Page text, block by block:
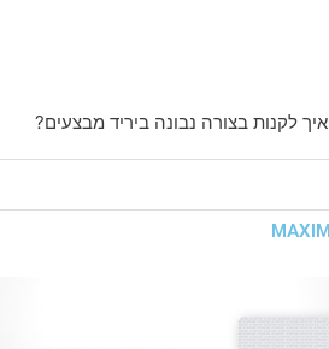
איך לקנות בצורה נבונה ביריד מבצעים?